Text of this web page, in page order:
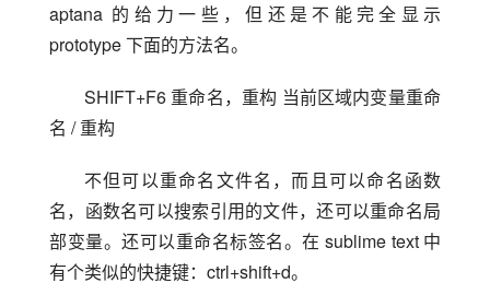
aptana 的给力一些，但还是不能完全显示
prototype 下面的方法名。
SHIFT+F6 重命名，重构 当前区域内变量重命
名 / 重构
不但可以重命名文件名，而且可以命名函数
名，函数名可以搜索引用的文件，还可以重命名局
部变量。还可以重命名标签名。在 sublime text 中
有个类似的快捷键：ctrl+shift+d。